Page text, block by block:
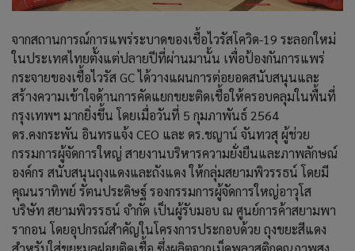
จากสถานการณ์การแพร่ระบาดของเชื้อไวรัสโควิด-19 ระลอกใหม่
ในประเทศไทยตั้งแต่ปลายปีที่ผ่านมานั้น เพื่อป้องกันการแพร่
กระจายของเชื้อไวรัส GC ได้วางแผนการต่อยอดสนับสนุนและ
สร้างความเข้าใจด้านการคัดแยกขยะติดเชื้อให้ครอบคลุมในพื้นที่
กรุงเทพฯ มากยิ่งขึ้น โดยเมื่อวันที่ 5 กุมภาพันธ์ 2564
ดร.คงกระพัน อินทรแจ้ง CEO และ ดร.ชญาน์ จันทวสุ ผู้ช่วย
กรรมการผู้จัดการใหญ่ สายงานบริหารความยั่งยืนและภาพลักษณ์
องค์กร สนับสนุนถุงแดงและถังแดง ให้กลุ่มสยามพิวรรธน์ โดยมี
คุณนราทิพย์ รัตนประดิษฐ์ รองกรรมการผู้จัดการใหญ่อาวุโส
บริษัท สยามพิวรรธน์ จำกัด เป็นผู้รับมอบ ณ ศูนย์การค้าสยามพา
รากอน โดยอุปกรณ์สำคัญในโครงการประกอบด้วย ถุงขยะสีแดง